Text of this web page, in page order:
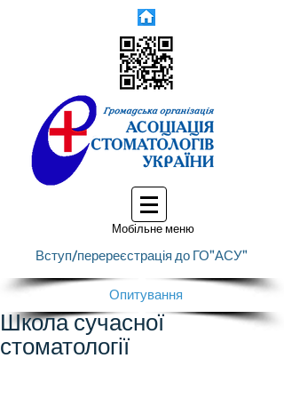
Мобільне меню
Вступ/перереєстрація до ГО"АСУ"
Опитування
Школа сучасної
стоматології